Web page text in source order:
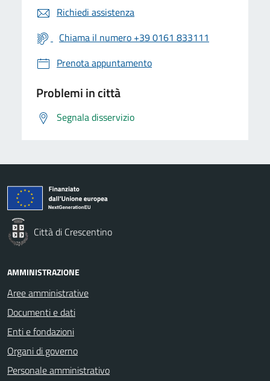
Richiedi assistenza
Chiama il numero +39 0161 833111
Prenota appuntamento
Problemi in città
Segnala disservizio
Città di Crescentino
AMMINISTRAZIONE
Aree amministrative
Documenti e dati
Enti e fondazioni
Organi di governo
Personale amministrativo